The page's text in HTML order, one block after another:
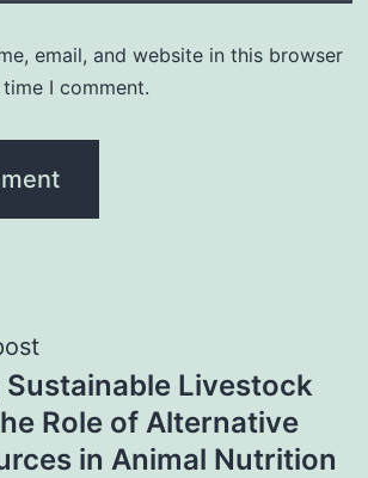
email, and website in this browser
I comment.
Livestock
Role of Alternative
in Animal Nutrition